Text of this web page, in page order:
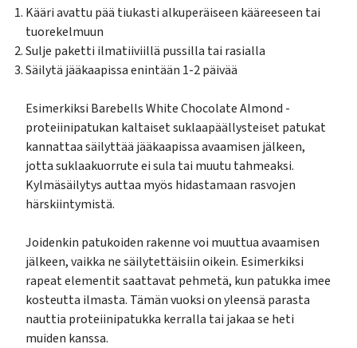
Kääri avattu pää tiukasti alkuperäiseen kääreeseen tai
tuorekelmuun
Sulje paketti ilmatiiviillä pussilla tai rasialla
Säilytä jääkaapissa enintään 1-2 päivää
Esimerkiksi Barebells White Chocolate Almond -
proteiinipatukan kaltaiset suklaapäällysteiset patukat
kannattaa säilyttää jääkaapissa avaamisen jälkeen,
jotta suklaakuorrute ei sula tai muutu tahmeaksi.
Kylmäsäilytys auttaa myös hidastamaan rasvojen
härskiintymistä.
Joidenkin patukoiden rakenne voi muuttua avaamisen
jälkeen, vaikka ne säilytettäisiin oikein. Esimerkiksi
rapeat elementit saattavat pehmetä, kun patukka imee
kosteutta ilmasta. Tämän vuoksi on yleensä parasta
nauttia proteiinipatukka kerralla tai jakaa se heti
muiden kanssa.